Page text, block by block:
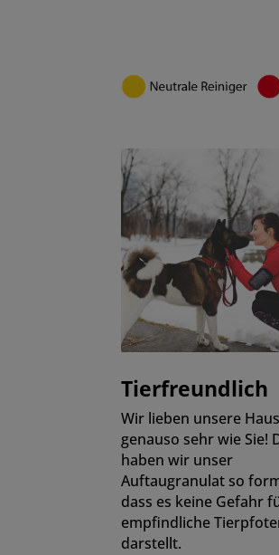
Tierfreundlich
Wir lieben unsere
genauso sehr wie Sie!
haben wir unser
Auftaugranulat so
dass es keine Gefahr
empfindliche
darstellt.